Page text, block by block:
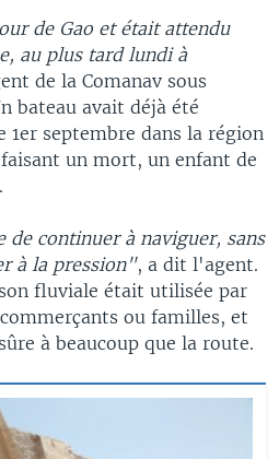
de Gao et était attendu
au plus tard lundi à
de la Comanav sous
bateau avait déjà été
septembre dans la région
un mort, un enfant de
de continuer à naviguer, sans
à la pression", a dit l'agent.
fluviale était utilisée par
ou familles, et
à beaucoup que la route.